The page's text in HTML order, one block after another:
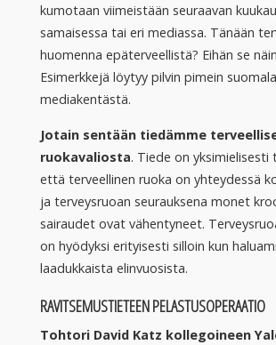
kumotaan viimeistään seuraavan
samaisessa tai eri mediassa. Tänään
huomenna epäterveellistä? Eihän se
Esimerkkejä löytyy pilvin pimein
mediakentästä.
Jotain sentään tiedämme
ruokavaliosta. Tiede on yksimielisesti
että terveellinen ruoka on yhteydessä
ja terveysruoan seurauksena monet
sairaudet ovat vähentyneet.
on hyödyksi erityisesti silloin kun
laadukkaista elinvuosista.
RAVITSEMUSTIETEEN PELASTUSOPERAATIO
Tohtori David Katz kollegoineen